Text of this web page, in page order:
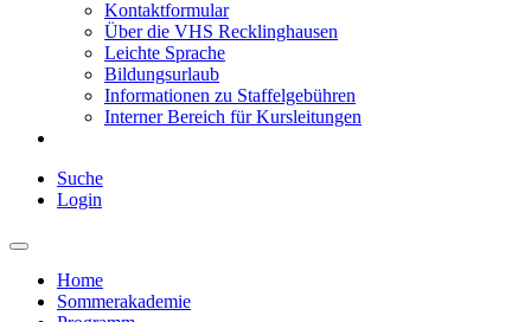
Kontaktformular
Über die VHS Recklinghausen
Leichte Sprache
Bildungsurlaub
Informationen zu Staffelgebühren
Interner Bereich für Kursleitungen
Suche
Login
Home
Sommerakademie